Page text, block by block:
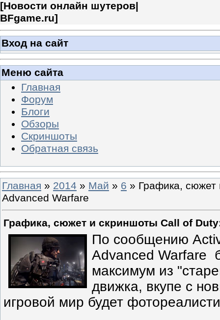
[Новости онлайн шутеров|
BFgame.ru]
Вход на сайт
Меню сайта
Главная
Форум
Блоги
Обзоры
Скриншоты
Обратная связь
Главная » 2014 » Май » 6 » Графика,
Advanced Warfare
Графика, сюжет и скриншоты Call of
По сообщению
Advanced Warfare
максимум из
движка, вкупе с
игровой мир будет